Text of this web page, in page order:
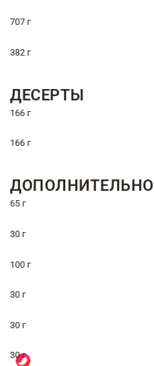
707 г
382 г
ДЕСЕРТЫ
166 г
166 г
ДОПОЛНИТЕЛЬНО
65 г
30 г
100 г
30 г
30 г
30 г